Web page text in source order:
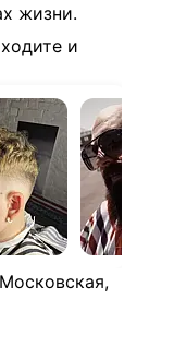
жизни.
и